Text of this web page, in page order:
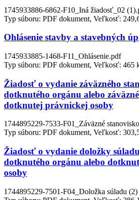
1745933886-6862-F10_Iná žiadosť_02
Typ súboru: PDF dokument, Veľkosť:
Ohlásenie stavby a stavebných
1745933885-1468-F11_Ohlásenie.pdf
Typ súboru: PDF dokument, Veľkosť: 465
Žiadosť o vydanie záväzného
dotknutého orgánu alebo
dotknutej právnickej osoby
1744895229-7533-F01_Záväzné
Typ súboru: PDF dokument, Veľkosť:
Žiadosť o vydanie doložky
dotknutého orgánu alebo
osoby
1744895229-7501-F04_Doložka súladu